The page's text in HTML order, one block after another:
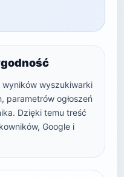
wyszukiwarki
parametrów ogłoszeń
Dzięki temu treść
Google i